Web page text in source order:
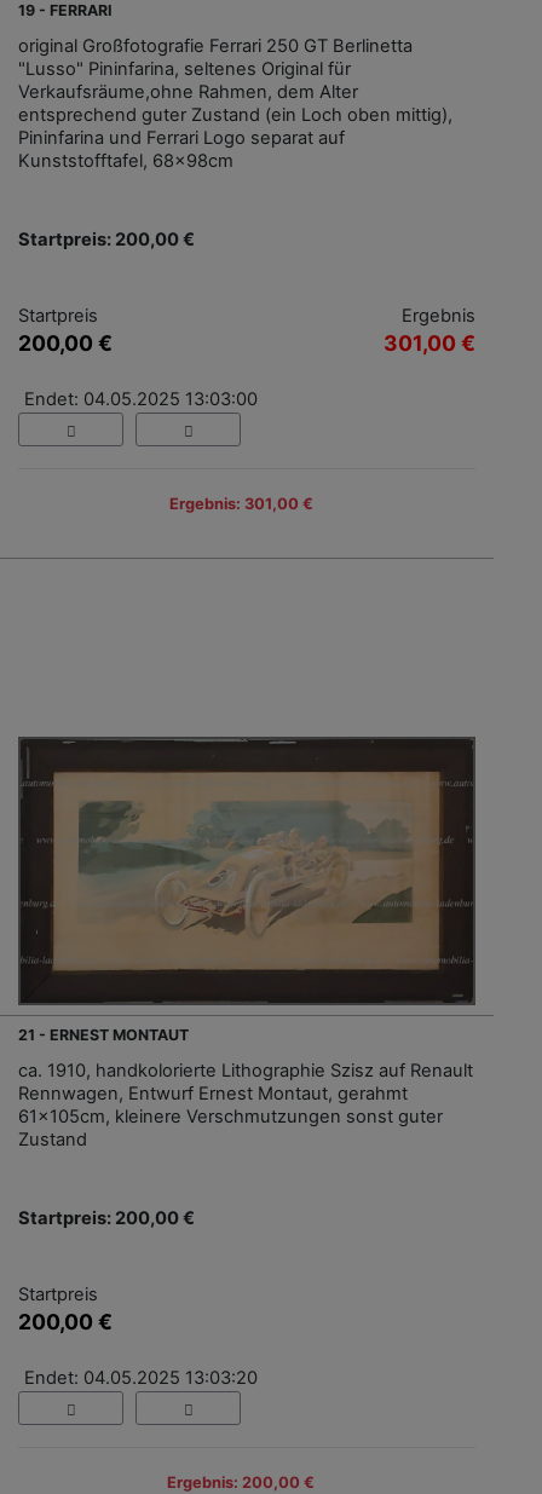
19 - FERRARI
original Großfotografie Ferrari 250 GT Berlinetta
"Lusso" Pininfarina, seltenes Original für
Verkaufsräume,ohne Rahmen, dem Alter
entsprechend guter Zustand (ein Loch oben mittig),
Pininfarina und Ferrari Logo separat auf
Kunststofftafel, 68x98cm
Startpreis: 200,00 €
Startpreis
200,00 €
Ergebnis
301,00 €
Endet: 04.05.2025 13:03:00
Ergebnis: 301,00 €
21 - ERNEST MONTAUT
ca. 1910, handkolorierte Lithographie Szisz auf Renault
Rennwagen, Entwurf Ernest Montaut, gerahmt
61x105cm, kleinere Verschmutzungen sonst guter
Zustand
Startpreis: 200,00 €
Startpreis
200,00 €
Endet: 04.05.2025 13:03:20
Ergebnis: 200,00 €